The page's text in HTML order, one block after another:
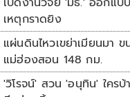
เหตุกราดยิง
แผ่นดินไหวเขย่าเมียนมา
แม่ฮ่องสอน 148 กม.
'วิโรจน์' สวน 'อนุทิน' ใครบ้